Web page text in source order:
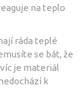
na teplo
ráda teplé
se bát, že
je materiál
k